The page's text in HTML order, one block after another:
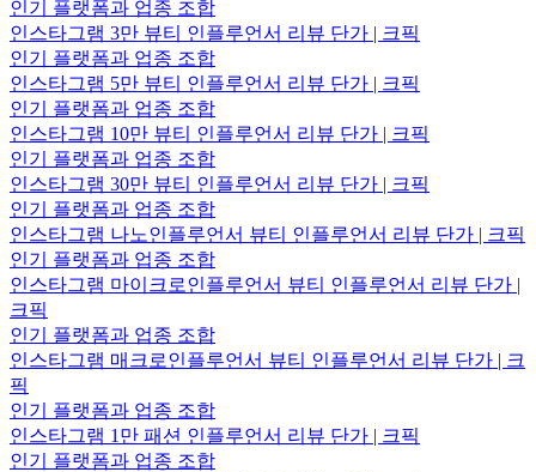
인기 플랫폼과 업종 조합
인스타그램 3만 뷰티 인플루언서 리뷰 단가 | 크픽
인기 플랫폼과 업종 조합
인스타그램 5만 뷰티 인플루언서 리뷰 단가 | 크픽
인기 플랫폼과 업종 조합
인스타그램 10만 뷰티 인플루언서 리뷰 단가 | 크픽
인기 플랫폼과 업종 조합
인스타그램 30만 뷰티 인플루언서 리뷰 단가 | 크픽
인기 플랫폼과 업종 조합
인스타그램 나노인플루언서 뷰티 인플루언서 리뷰 단가 | 크픽
인기 플랫폼과 업종 조합
인스타그램 마이크로인플루언서 뷰티 인플루언서 리뷰 단가 |
크픽
인기 플랫폼과 업종 조합
인스타그램 매크로인플루언서 뷰티 인플루언서 리뷰 단가 | 크
픽
인기 플랫폼과 업종 조합
인스타그램 1만 패션 인플루언서 리뷰 단가 | 크픽
인기 플랫폼과 업종 조합